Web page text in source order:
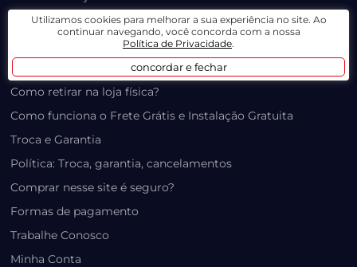
Prazo, Rastreio e Transporte
Dúvidas Frequentes / Produtos Outlet
Como recuperar sua senha
Como retirar na loja física?
Como funciona o Frete Grátis e Instalação Gratuita
Troca e Garantia
Política: Troca, garantia, cancelamentos
Comprar nesse site é seguro?
Formas de pagamento
Trabalhe Conosco
Minha Conta
Utilizamos cookies para melhorar a sua experiência no site. Ao
continuar navegando, você concorda com a nossa
Política de Privacidade.
concordar e fechar